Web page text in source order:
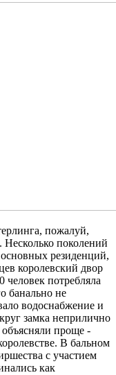
пожалуй,
Несколько поколений
резиденций,
королевский двор
потребляла
банально не
водоснабжение и
замка неприлично
проще -
В бальном
с участием
как